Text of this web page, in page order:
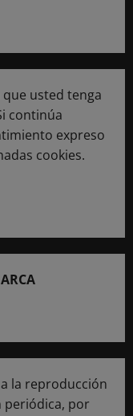
usted tenga
continúa
expreso
cookies.
la reproducción
periódica, por